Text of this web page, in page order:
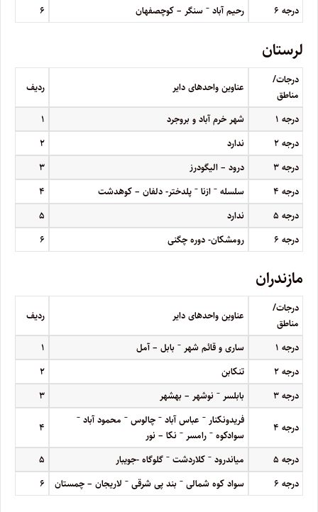
درجه ۶ رحیم آباد– سنگر – کوچصفهان ۶
لرستان
درجات/
مناطق
عناوین واحدهای دایر ردیف
درجه ۱ شهر خرم آباد و بروجرد
۱
درجه۲ ندارد
۲
درجه۳ درود – الیگودرز
۳
درجه ۴ سلسله– ازنا– پلدختر- دلفان – کوهدشت
۴
درجه ۵ ندارد
۵
درجه ۶ رومشکان- دوره چگنی ۶
مازندران
درجات/
مناطق
عناوین واحدهای دایر ردیف
درجه ۱ ساری و قائم شهر– بابل – آمل
۱
درجه۲ تنکابن
۲
درجه۳ بابلسر– نوشهر – بهشهر ۳
درجه ۴
فریدونکنار– عباس آباد– چالوس– محمود آباد–
سوادکوه– رامسر– نکا – نور
۴
درجه ۵ میاندرود– کلاردشت– گلوگاه -جویبار
۵
درجه ۶ سواد کوه شمالی– بند پی شرقی– لاریجان – چمستان ۶